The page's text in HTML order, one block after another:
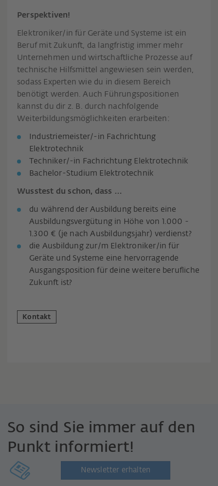
Perspektiven!
Elektroniker/in für Geräte und Systeme ist ein
Beruf mit Zukunft, da langfristig immer mehr
Unternehmen und wirtschaftliche Prozesse auf
technische Hilfsmittel angewiesen sein werden,
sodass Experten wie du in diesem Bereich
benötigt werden. Auch Führungspositionen
kannst du dir z. B. durch nachfolgende
Weiterbildungsmöglichkeiten erarbeiten:
Industriemeister/-in Fachrichtung
Elektrotechnik
Techniker/-in Fachrichtung Elektrotechnik
Bachelor-Studium Elektrotechnik
Wusstest du schon, dass …
du während der Ausbildung bereits eine
Ausbildungsvergütung in Höhe von 1.000 -
1.300 € (je nach Ausbildungsjahr) verdienst?
die Ausbildung zur/m Elektroniker/in für
Geräte und Systeme eine hervorragende
Ausgangsposition für deine weitere berufliche
Zukunft ist?
Kontakt
So sind Sie immer auf den
Punkt informiert!
Newsletter erhalten